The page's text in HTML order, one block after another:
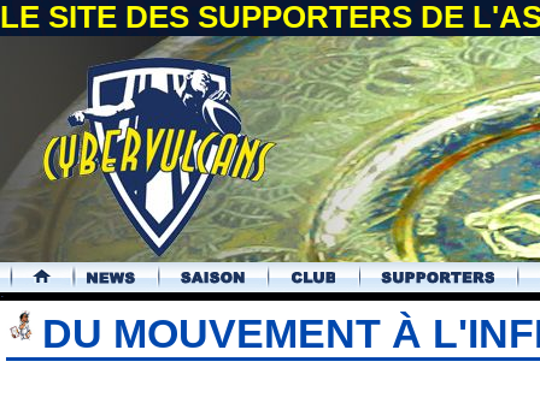
LE SITE DES SUPPORTERS DE
.
DU MOUVEMENT À